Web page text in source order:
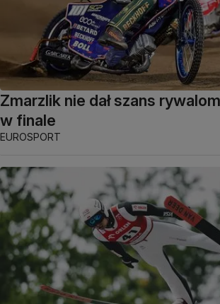
Zmarzlik nie dał szans
w finale
EUROSPORT